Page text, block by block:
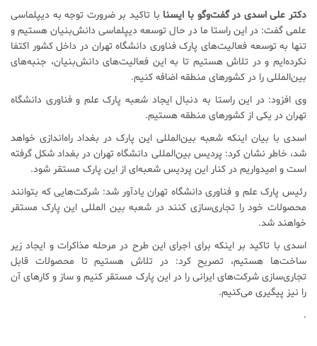
دکتر علی اسدی در گفت‌وگو با ایسنا با تاکید بر ضرورت توجه به دیپلماسی
علمی گفت: در این راستا ما در حال توسعه دیپلماسی دانش‌بنیان هستیم و
تنها به توسعه فعالیت‌های پارک فناوری دانشگاه تهران در داخل کشور اکتفا
نکرده‌ایم و در تلاش هستیم تا به این فعالیت‌های دانش‌بنیان، جنبه‌های
بین‌المللی را در کشورهای منطقه اضافه کنیم.
وی افزود: در این راستا به دنبال ایجاد شعبه پارک علم و فناوری دانشگاه
تهران در یکی از کشورهای منطقه هستیم.
اسدی با بیان اینکه شعبه بین‌المللی این پارک در بغداد راه‌اندازی خواهد
شد، خاطر نشان کرد: پردیس بین‌المللی دانشگاه تهران در بغداد شکل گرفته
است و امیدواریم در کنار این پردیس شعبه‌ای از این پارک مستقر شود.
رئیس پارک علم و فناوری دانشگاه تهران یادآور شد: شرکت‌هایی که بتوانند
محصولات خود را تجاری‌سازی کنند در شعبه بین المللی این پارک مستقر
خواهند شد.
اسدی با تاکید بر اینکه برای اجرای این طرح در مرحله مذاکرات و ایجاد زیر
ساخت‌ها هستیم، تصریح کرد: در تلاش هستیم تا محصولات قابل
تجاری‌سازی شرکت‌های ایرانی را در این پارک مستقر کنیم و ساز و کارهای آن
را نیز پیگیری می‌کنیم.
.